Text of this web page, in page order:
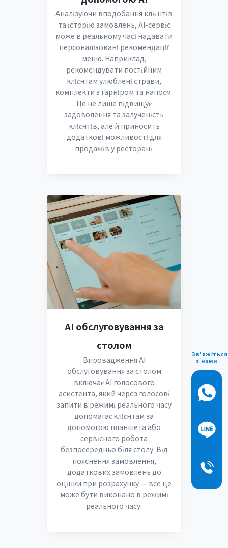
Аналізуючи вподобання клієнтів
та історію замовлень, AI-сервіс
може в реальному часі надавати
персоналізовані рекомендації
меню. Наприклад,
рекомендувати постійним
клієнтам улюблені страви,
комплекти з гарніром та напоєм.
Це не лише підвищує
задоволення та залученість
клієнтів, але й приносить
додаткові можливості для
продажів у ресторані.
AI обслуговування за
столом
Впровадження AI
обслуговування за столом
включає AI голосового
асистента, який через голосові
запити в режимі реального часу
допомагає клієнтам за
допомогою планшета або
сервісного робота
безпосередньо біля столу. Від
пояснення замовлення,
додаткових замовлень до
оцінки при розрахунку — все це
може бути виконано в режимі
реального часу.
Зв'яжіться
з нами